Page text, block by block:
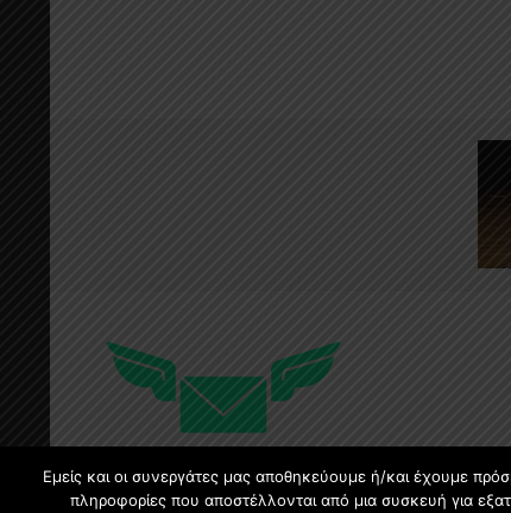
Εμείς και οι συνεργάτες μας αποθηκεύουμε ή/και έχουμε
πληροφορίες που αποστέλλονται από μια συσκευή για